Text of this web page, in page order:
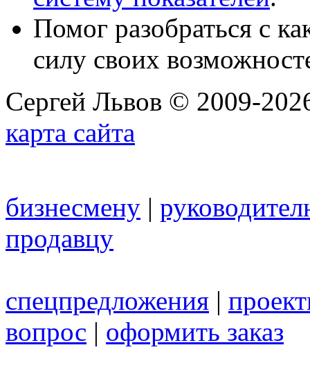
Помог разобраться с
силу своих
Сергей Львов © 2009-
карта сайта
бизнесмену |
продавцу
спецпредложения |
вопрос | оформить заказ